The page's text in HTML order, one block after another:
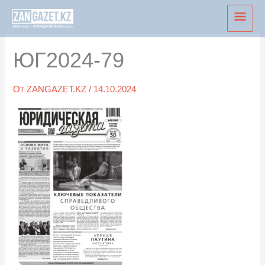
Перейти
содержимому
ЮГ2024-79
ОтZANGAZET.KZ/ 14.10.2024